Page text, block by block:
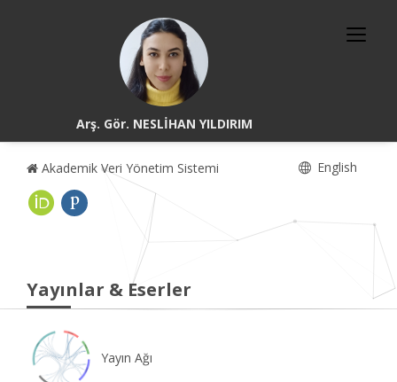
Arş. Gör. NESLİHAN YILDIRIM
Akademik Veri Yönetim Sistemi English
Yayınlar & Eserler
Yayın Ağı